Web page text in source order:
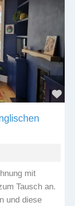
mit
Tausch an.
und diese